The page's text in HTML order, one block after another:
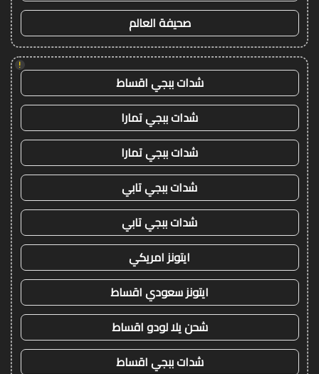
صحيفة العالم
!
شدات ببجي اقساط
شدات ببجي تمارا
شدات ببجي تمارا
شدات ببجي تابي
شدات ببجي تابي
ايتونز امريكي
ايتونز سعودي اقساط
شحن يلا لودو اقساط
شدات ببجي اقساط